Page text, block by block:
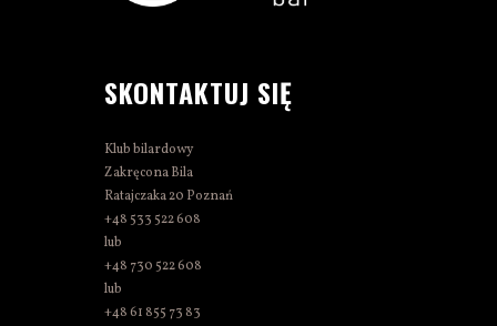
SKONTAKTUJ SIĘ
Klub bilardowy
Zakręcona Bila
Ratajczaka 20 Poznań
+48 533 522 608
lub
+48 730 522 608
lub
+48 61 855 73 83